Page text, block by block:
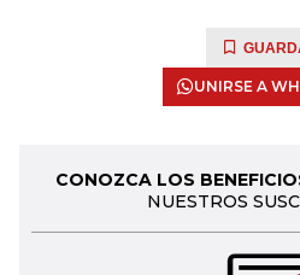
UNIRSE A
CONOZCA LOS
NUESTROS